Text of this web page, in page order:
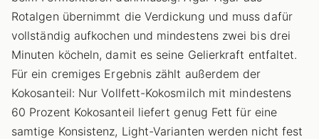
Rotalgen übernimmt die Verdickung und muss dafür
vollständig aufkochen und mindestens zwei bis drei
Minuten köcheln, damit es seine Gelierkraft entfaltet.
Für ein cremiges Ergebnis zählt außerdem der
Kokosanteil: Nur Vollfett-Kokosmilch mit mindestens
60 Prozent Kokosanteil liefert genug Fett für eine
samtige Konsistenz, Light-Varianten werden nicht fest